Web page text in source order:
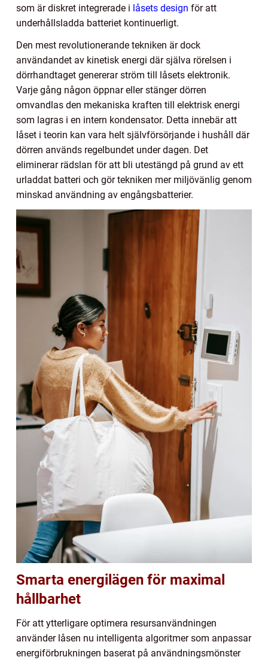
som är diskret integrerade i låsets design för att
underhållsladda batteriet kontinuerligt.
Den mest revolutionerande tekniken är dock
användandet av kinetisk energi där själva rörelsen i
dörrhandtaget genererar ström till låsets elektronik.
Varje gång någon öppnar eller stänger dörren
omvandlas den mekaniska kraften till elektrisk energi
som lagras i en intern kondensator. Detta innebär att
låset i teorin kan vara helt självförsörjande i hushåll där
dörren används regelbundet under dagen. Det
eliminerar rädslan för att bli utestängd på grund av ett
urladdat batteri och gör tekniken mer miljövänlig genom
minskad användning av engångsbatterier.
Smarta energilägen för maximal
hållbarhet
För att ytterligare optimera resursanvändningen
använder låsen nu intelligenta algoritmer som anpassar
energiförbrukningen baserat på användningsmönster